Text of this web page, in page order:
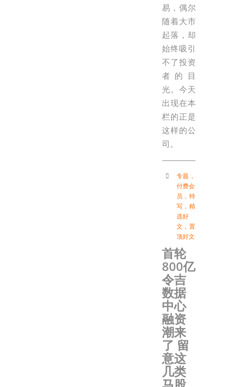
易，偶尔
随着大市
起落，却
始终吸引
不了投资
者的目
光。今天
出现在本
栏的正是
这样的公
司。
专题 ，
付费会
员 ， 特
写 ， 精
选好
文 ， 置
顶好文
首轮
800亿
令吉
数据
中心
融资
潮来
了 留
意这
几类